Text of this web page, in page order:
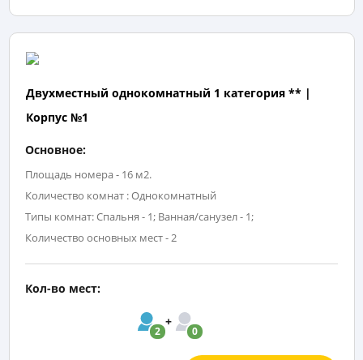
Двухместный однокомнатный 1 категория ** |
Корпус №1
Основное:
Площадь номера - 16 м2.
Количество комнат : Однокомнатный
Типы комнат: Спальня - 1; Ванная/санузел - 1;
Количество основных мест - 2
Кол-во мест:
2 0